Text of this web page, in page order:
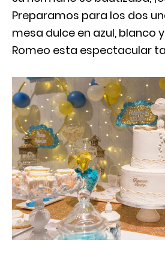
Preparamos para los dos
mesa dulce en azul, blanco
Romeo esta espectacular